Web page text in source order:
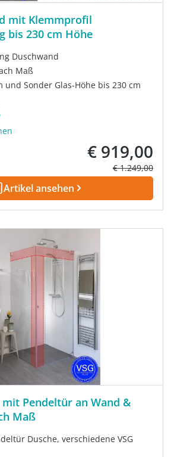
mit Klemmprofil
bis 230 cm Höhe
Duschwand
Maß
und Sonder Glas-Höhe bis 230 cm
Verkaufspreis:
€ 919,00
Regulärer
€ 1.249,00
Artikel ansehen
mit Pendeltür an Wand &
Maß
Dusche, verschiedene VSG